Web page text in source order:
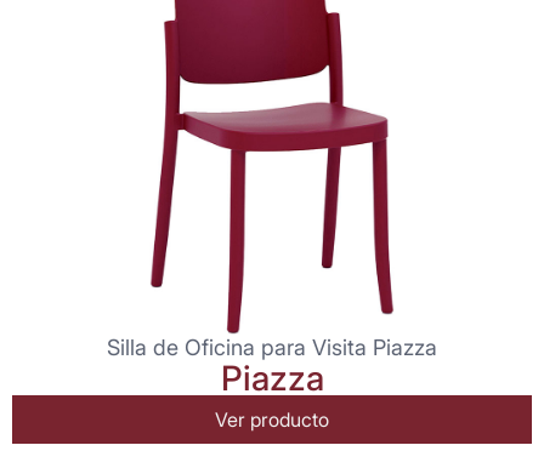
Silla de Oficina para Visita Piazza
Piazza
Ver producto